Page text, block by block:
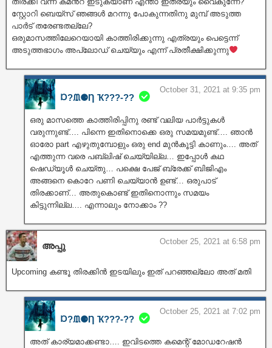
സ്റ്റോറി ബെയ്സ് ഞങ്ങൾ മറന്നു പോകുന്നതിനു മുമ്പ് അടുത്ത
പാർട് തരേണ്ടതല്ലേ?
ഒരുമാസത്തിലേറെയായി കാത്തിരിക്കുന്നു എത്രയും പെട്ടെന്ന്
അടുത്തഭാഗം അപ്‌ലോഡ് ചെയ്യും എന്ന് പ്രതീക്ഷിക്കുന്നു
Ɒ?ᙢ⚈Ƞ Ҡ???‐??
October 31, 2021 at 9:35 pm
ഒരു മാസത്തെ കാത്തിരിപ്പിനു രണ്ട് വലിയ പാർട്ടുകൾ
വരുന്നുണ്ട്…. പിന്നെ ഇതിനൊക്കെ ഒരു സമയമുണ്ട്…. ഞാൻ
ഓരോ part എഴുതുമ്പോളും ഒരു end മുൻകൂട്ടി കാണും…. അത്
എത്തുന്ന വരെ പബ്ലിഷ് ചെയ്യില്ല… ഇപ്പോൾ കഥ
ഷെഡ്യൂൾ ചെയ്തു… പക്ഷെ പേജ് ബ്രേക്ക്‌ ബിജിഎം
അങ്ങനെ കൊറേ പണി ചെയ്യാൻ ഉണ്ട്… ഒരുപാട്
തിരക്കാണ്… അതുകൊണ്ട് ഇതിനൊന്നും സമയം
കിട്ടുന്നില്ല…. എന്നാലും നോക്കാം ??
അപ്പു October 25, 2021 at 6:58 pm
Upcoming കണ്ടൂ തിരക്കിൻ ഇടയിലും ഇത് പറഞ്ഞല്ലോ അത് മതി
Ɒ?ᙢ⚈Ƞ Ҡ???‐??
October 25, 2021 at 7:02 pm
അത് കാര്യമാക്കണ്ടാ…. ഇവിടത്തെ കമെന്റ് മോഡറേഷൻ